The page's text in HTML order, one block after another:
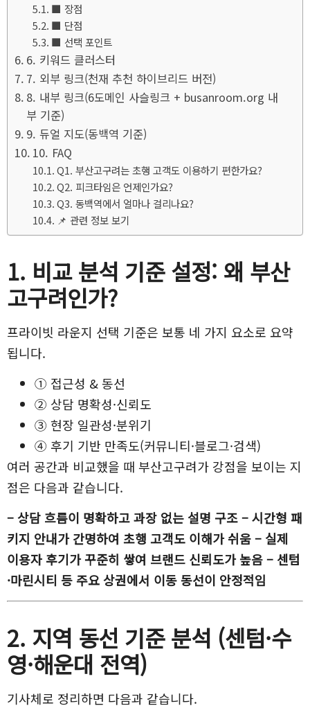
■ 장점
■ 단점
■ 선택 포인트
6. 키워드 클러스터
7. 외부 링크(천재 추천 하이브리드 버전)
8. 내부 링크(6도메인 사슬링크 + busanroom.org 내
부 기준)
9. 듀얼 지도(동백역 기준)
10. FAQ
Q1. 부산고구려는 초행 고객도 이용하기 편한가요?
Q2. 피크타임은 언제인가요?
Q3. 동백역에서 얼마나 걸리나요?
📌 관련 정보 보기
1. 비교 분석 기준 설정: 왜 부산
고구려인가?
프라이빗 라운지 선택 기준은 보통 네 가지 요소로 요약
됩니다.
① 접근성 & 동선
② 상담 명확성·신뢰도
③ 현장 일관성·분위기
④ 후기 기반 만족도(커뮤니티·블로그·검색)
여러 공간과 비교했을 때 부산고구려가 강점을 보이는 지
점은 다음과 같습니다.
– 상담 흐름이 명확하고 과장 없는 설명 구조 – 시간형 패
키지 안내가 간명하여 초행 고객도 이해가 쉬움 – 실제
이용자 후기가 꾸준히 쌓여 브랜드 신뢰도가 높음 – 센텀
·마린시티 등 주요 상권에서 이동 동선이 안정적임
2. 지역 동선 기준 분석 (센텀·수
영·해운대 전역)
기사체로 정리하면 다음과 같습니다.